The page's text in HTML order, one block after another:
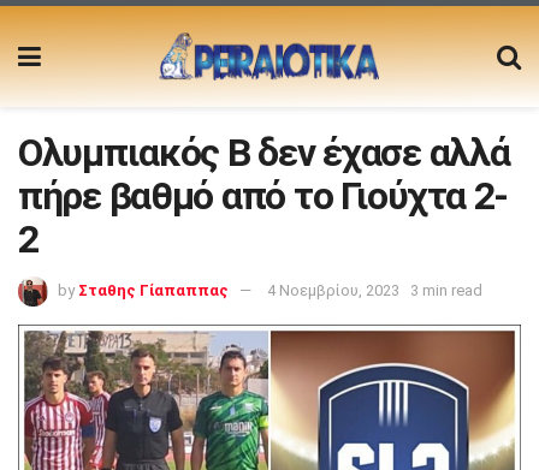
Ολυμπιακός Β δεν έχασε αλλά
πήρε βαθμό από το Γιούχτα 2-
2
by Σταθης Γίαπαππας 4 Νοεμβρίου, 2023 3 min read